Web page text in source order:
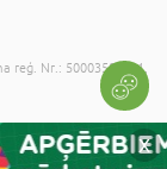
X
reģ. Nr.: 50003582081,
piekrišanas